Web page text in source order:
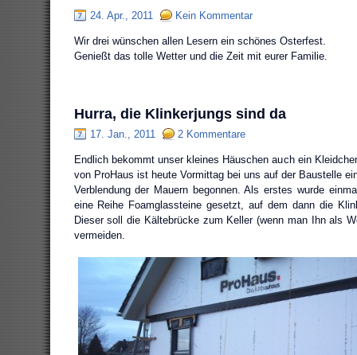
24. Apr., 2011 Kein Kommentar
Wir drei wünschen allen Lesern ein schönes Osterfest.
Genießt das tolle Wetter und die Zeit mit eurer Familie.
Hurra, die Klinkerjungs sind da
17. Jan., 2011 2 Kommentare
Endlich bekommt unser kleines Häuschen auch ein
von ProHaus ist heute Vormittag bei uns auf der Baustelle
Verblendung der Mauern begonnen. Als erstes wurde
eine Reihe Foamglassteine gesetzt, auf dem dann die
Dieser soll die Kältebrücke zum Keller (wenn man Ihn als
vermeiden.